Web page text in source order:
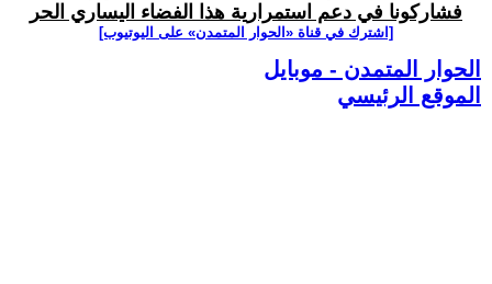
فشاركونا في دعم استمرارية هذا الفضاء اليساري الحر
[اشترك في قناة ‫«الحوار المتمدن» على اليوتيوب]
الحوار المتمدن - موبايل
الموقع الرئيسي